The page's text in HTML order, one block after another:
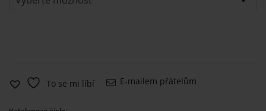
To se mi líbí E-mailem přátelům